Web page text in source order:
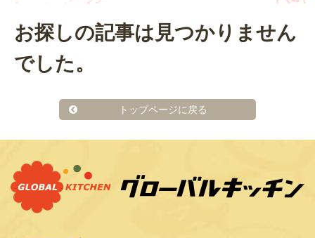
お探しの記事は見つかりません
でした。
トップページに戻る